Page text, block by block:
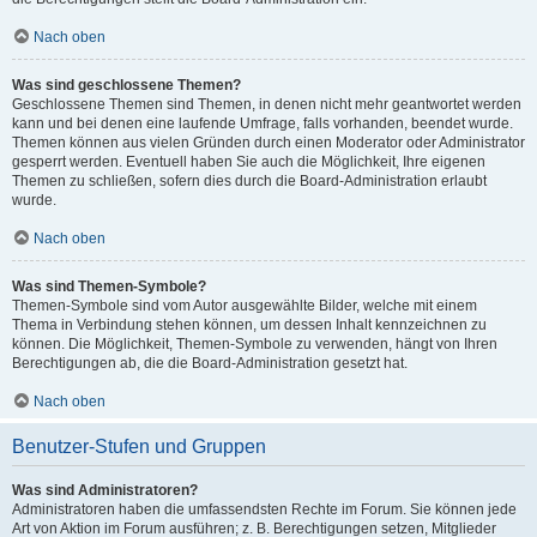
Nach oben
Was sind geschlossene Themen?
Geschlossene Themen sind Themen, in denen nicht mehr geantwortet werden
kann und bei denen eine laufende Umfrage, falls vorhanden, beendet wurde.
Themen können aus vielen Gründen durch einen Moderator oder Administrator
gesperrt werden. Eventuell haben Sie auch die Möglichkeit, Ihre eigenen
Themen zu schließen, sofern dies durch die Board-Administration erlaubt
wurde.
Nach oben
Was sind Themen-Symbole?
Themen-Symbole sind vom Autor ausgewählte Bilder, welche mit einem
Thema in Verbindung stehen können, um dessen Inhalt kennzeichnen zu
können. Die Möglichkeit, Themen-Symbole zu verwenden, hängt von Ihren
Berechtigungen ab, die die Board-Administration gesetzt hat.
Nach oben
Benutzer-Stufen und Gruppen
Was sind Administratoren?
Administratoren haben die umfassendsten Rechte im Forum. Sie können jede
Art von Aktion im Forum ausführen; z. B. Berechtigungen setzen, Mitglieder